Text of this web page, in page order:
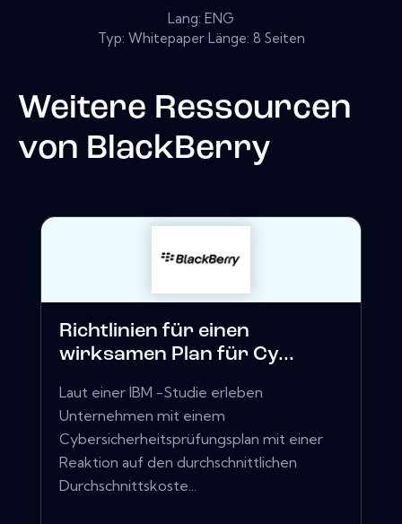
Lang: ENG
Typ: Whitepaper Länge: 8 Seiten
Weitere Ressourcen
von BlackBerry
Richtlinien für einen
wirksamen Plan für Cy...
Laut einer IBM -Studie erleben
Unternehmen mit einem
Cybersicherheitsprüfungsplan mit einer
Reaktion auf den durchschnittlichen
Durchschnittskoste...